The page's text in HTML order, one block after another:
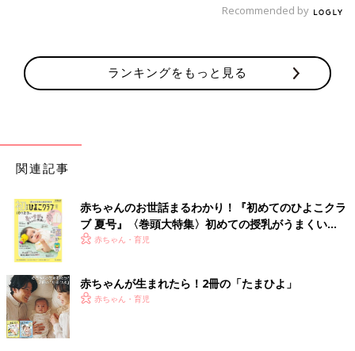
Recommended by
ランキングをもっと見る
関連記事
赤ちゃんのお世話まるわかり！『初めてのひよこクラ
ブ 夏号』〈巻頭大特集〉初めての授乳がうまくい
く！ おっぱい・ミルクの基本と夏のトラブル 解決テ
赤ちゃん・育児
赤ちゃんが生まれたら！2冊の「たまひよ」
赤ちゃん・育児